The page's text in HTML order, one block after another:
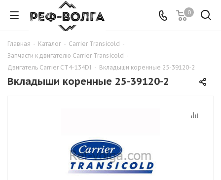
0
Главная - Каталог - Carrier Transicold -
Запчасти к двигателю Carrier Transicold -
Двигатель Carrier CT4-134DI - Вкладыши коренные 25-39120-2
Вкладыши коренные 25-39120-2